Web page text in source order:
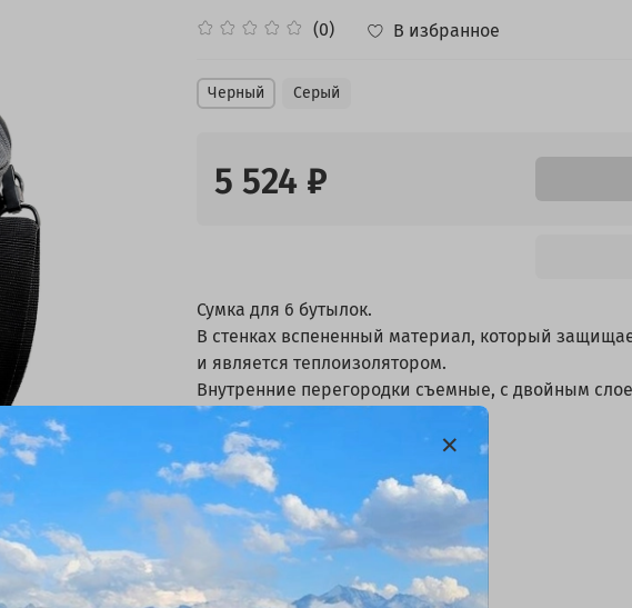
(0) В избранное
Черный Серый
5 524 ₽
Сумка для 6 бутылок.
В стенках вспененный материал, который
и является теплоизолятором.
Внутренние перегородки съемные, с двойным